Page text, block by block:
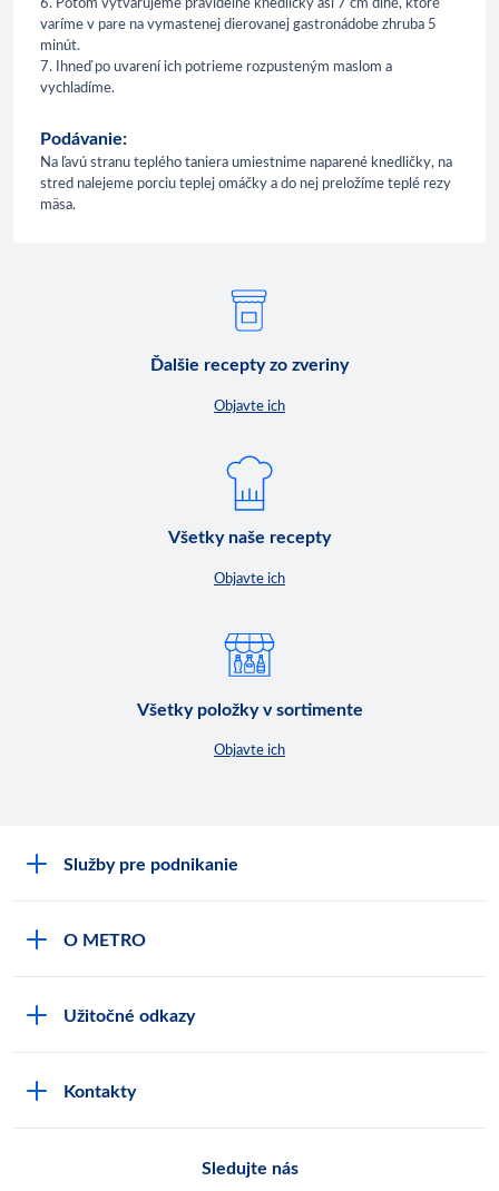
6. Potom vytvarujeme pravidelné knedličky asi 7 cm dlhé, ktoré
varíme v pare na vymastenej dierovanej gastronádobe zhruba 5
minút.
7. Ihneď po uvarení ich potrieme rozpusteným maslom a
vychladíme.
Podávanie:
Na ľavú stranu teplého taniera umiestnime naparené knedličky, na
stred nalejeme porciu teplej omáčky a do nej preložíme teplé rezy
mäsa.
Ďalšie recepty zo zveriny
Objavte ich
Všetky naše recepty
Objavte ich
Všetky položky v sortimente
Objavte ich
Služby pre podnikanie
Track & trace
O METRO
Užitočné odkazy
Kontakty
Sledujte nás